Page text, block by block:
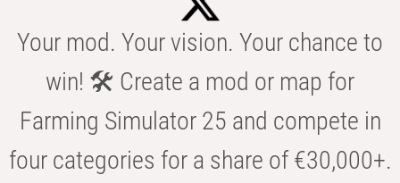
Your mod. Your vision. Your chance to
win! 🛠️ Create a mod or map for
Farming Simulator 25 and compete in
four categories for a share of €30,000+.